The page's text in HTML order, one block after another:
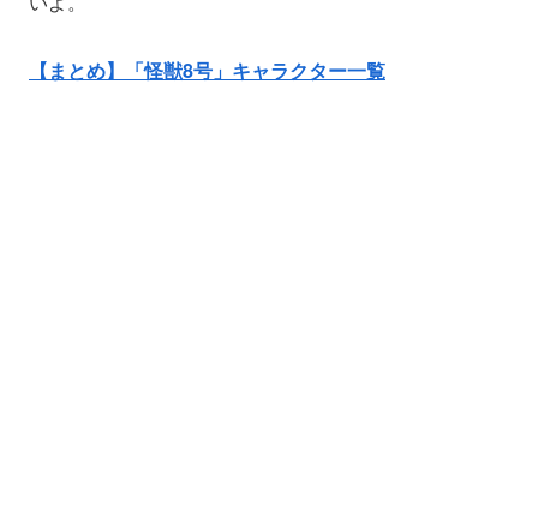
【まとめ】「怪獣8号」キャラクター一覧